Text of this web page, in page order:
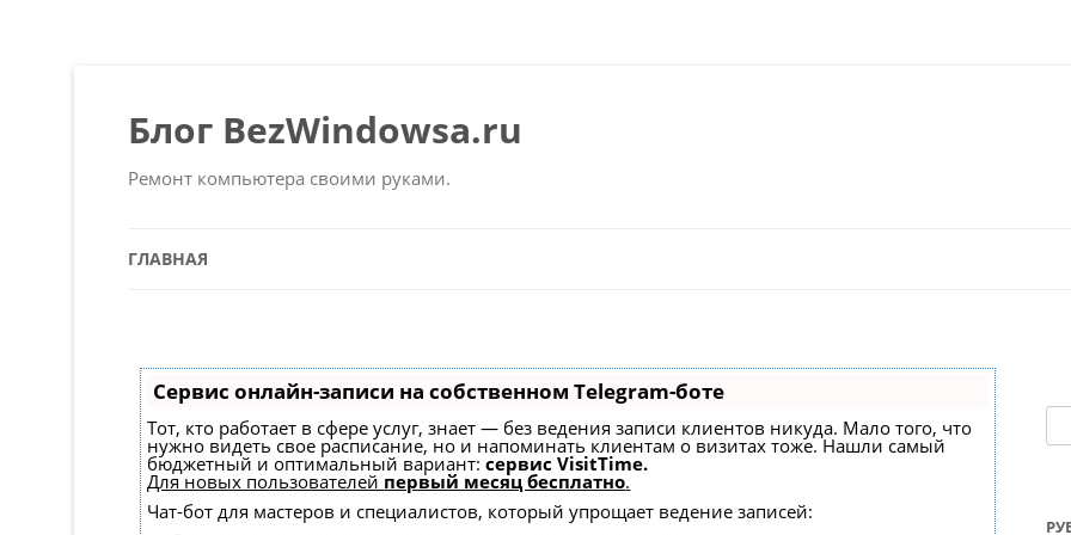
Блог BezWindowsa.ru
Ремонт компьютера своими руками.
ГЛАВНАЯ
Сервис онлайн-записи на собственном Telegram-боте
Тот, кто работает в сфере услуг, знает — без ведения записи клиентов никуда. Мало того, что
нужно видеть свое расписание, но и напоминать клиентам о визитах тоже. Нашли самый
бюджетный и оптимальный вариант:сервис VisitTime.
Для новых пользователей первый месяц бесплатно.
Чат-бот для мастеров и специалистов, который упрощает ведение записей: